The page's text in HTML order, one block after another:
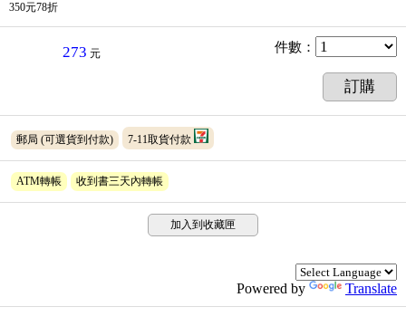
350元78折
273 元 件數 ：
訂購
郵局 (可選貨到付款) 7-11取貨付款
ATM轉帳 收到書三天內轉帳
加入到收藏匣
Powered by Translate